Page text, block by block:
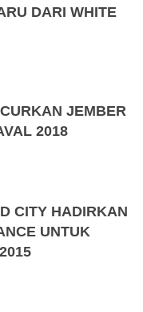
DARI WHITE
JEMBER
2018
CITY HADIRKAN
UNTUK